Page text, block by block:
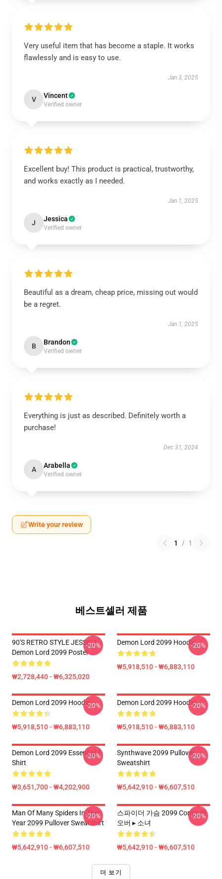
Very useful item that has become a staple. It works
flawlessly and is easy to use.
Jan 3, 2025
V Vincent
Verified owner
Excellent buy! This product is practical, trustworthy,
and works exactly as I needed.
Jan 1, 2025
J Jessica
Verified owner
Beautiful as a dream, cheap price, missing out would
be a regret.
Jan 1, 2025
B Brandon
Verified owner
Everything is just as described. Definitely worth a
purchase!
Dec 31, 2024
A Arabella
Verified owner
Write your review
1 / 1
베스트셀러 제품
90'S RETRO STYLE JESSICA
Demon Lord 2099 Poster
₩2,728,440 - ₩6,325,020
-20% Demon Lord 2099 Hoodie
₩5,918,510 - ₩6,883,110
-20%
Demon Lord 2099 Hoodie
₩5,918,510 - ₩6,883,110
-20% Demon Lord 2099 Hoodie
₩5,918,510 - ₩6,883,110
-20%
Demon Lord 2099 Essential T-
Shirt
₩3,651,700 - ₩4,202,900
-20%
Synthwave 2099 Pullover
Sweatshirt
₩5,642,910 - ₩6,607,510
-20%
Man Of Many Spiders In The
Year 2099 Pullover Sweatshirt
₩5,642,910 - ₩6,607,510
-20%
스파이더 가슴 2099 Comic 풀
오버 ▸ 소녀
₩5,642,910 - ₩6,607,510
-20%
더 보기